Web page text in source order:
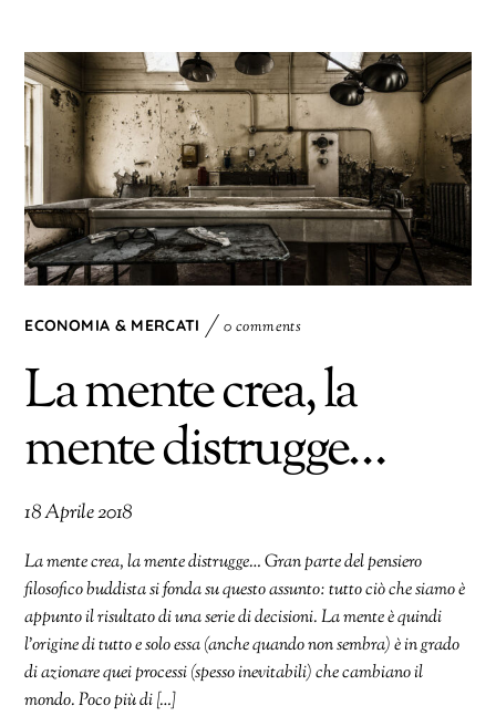
ECONOMIA & MERCATI 0 comments
La mente crea, la
mente distrugge…
18 Aprile 2018
La mente crea, la mente distrugge… Gran parte del pensiero
filosofico buddista si fonda su questo assunto: tutto ciò che siamo è
appunto il risultato di una serie di decisioni. La mente è quindi
l’origine di tutto e solo essa (anche quando non sembra) è in grado
di azionare quei processi (spesso inevitabili) che cambiano il
mondo. Poco più di […]